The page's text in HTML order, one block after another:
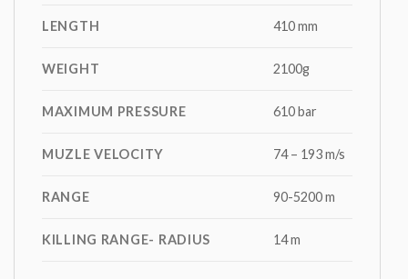
LENGTH 410 mm
WEIGHT 2100g
MAXIMUM PRESSURE 610 bar
MUZLE VELOCITY 74 – 193 m/s
RANGE 90-5200 m
KILLING RANGE- RADIUS 14 m